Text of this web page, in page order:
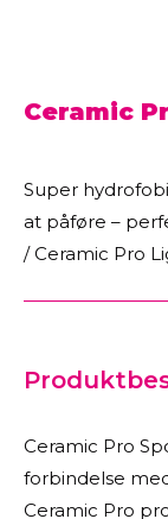
Ceramic
Super
at påføre –
/ Ceramic Pro
Ceramic Pro
forbindelse
Ceramic Pro